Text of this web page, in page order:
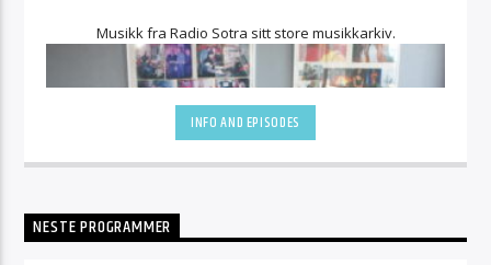
Musikk fra Radio Sotra sitt store musikkarkiv.
INFO AND EPISODES
NESTE PROGRAMMER